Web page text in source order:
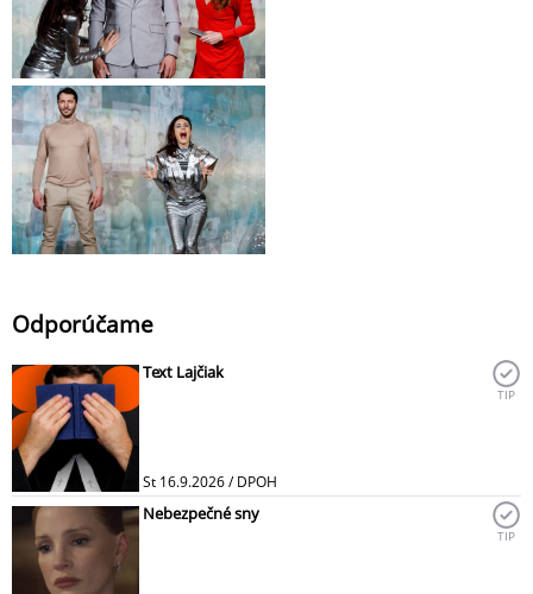
Odporúčame
Text Lajčiak
St 16.9.2026 / DPOH
TIP
Nebezpečné sny
TIP